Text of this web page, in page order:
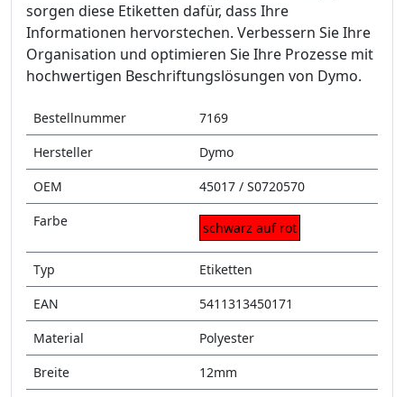
sorgen diese Etiketten dafür, dass Ihre
Informationen hervorstechen. Verbessern Sie Ihre
Organisation und optimieren Sie Ihre Prozesse mit
hochwertigen Beschriftungslösungen von Dymo.
Bestellnummer
7169
Hersteller
Dymo
OEM
45017 / S0720570
Farbe
schwarz auf rot
Typ
Etiketten
EAN
5411313450171
Material
Polyester
Breite
12mm